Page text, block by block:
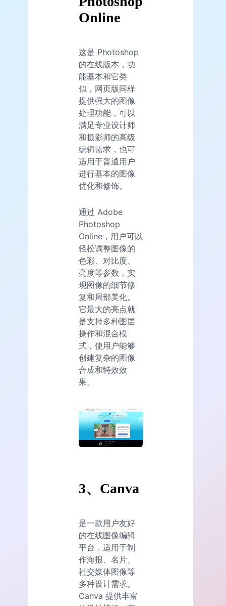
Online
这是 Photoshop
的在线版本，功
能基本和它类
似，网页版同样
提供强大的图像
处理功能，可以
满足专业设计师
和摄影师的高级
编辑需求，也可
适用于普通用户
进行基本的图像
优化和修饰。
通过 Adobe
Photoshop
Online，用户可以
轻松调整图像的
色彩、对比度、
亮度等参数，实
现图像的细节修
复和局部美化。
它最大的亮点就
是支持多种图层
操作和混合模
式，使用户能够
创建复杂的图像
合成和特效效
果。
3、Canva
是一款用户友好
的在线图像编辑
平台，适用于制
作海报、名片、
社交媒体图像等
多种设计需求。
Canva 提供丰富